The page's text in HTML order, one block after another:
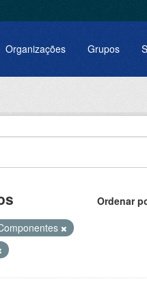
Organizações Grupos
Ordenar